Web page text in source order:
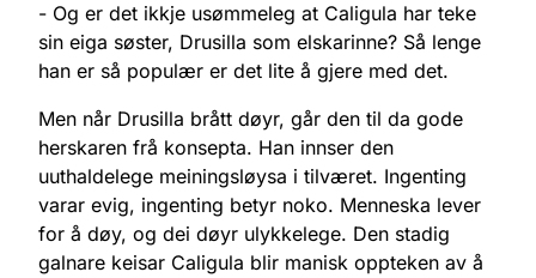
- Og er det ikkje usømmeleg at Caligula har teke
sin eiga søster, Drusilla som elskarinne? Så lenge
han er så populær er det lite å gjere med det.
Men når Drusilla brått døyr, går den til da gode
herskaren frå konsepta. Han innser den
uuthaldelege meiningsløysa i tilværet. Ingenting
varar evig, ingenting betyr noko. Menneska lever
for å døy, og dei døyr ulykkelege. Den stadig
galnare keisar Caligula blir manisk oppteken av å